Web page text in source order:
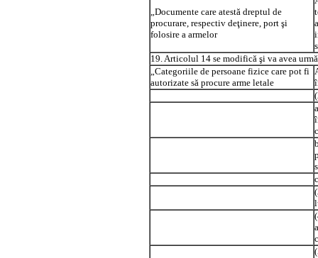
„Documente care atestă dreptul de
procurare, respectiv deţinere, port şi
folosire a armelor
19. Articolul 14 se modifică şi va avea
„Categoriile de persoane fizice care pot fi
autorizate să procure arme letale